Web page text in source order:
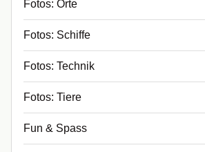
Fotos: Orte
Fotos: Schiffe
Fotos: Technik
Fotos: Tiere
Fun & Spass